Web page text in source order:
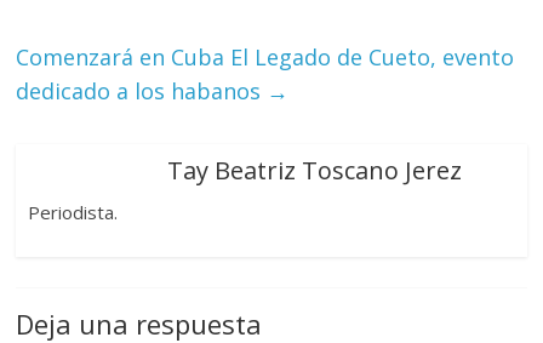
Comenzará en Cuba El Legado de Cueto, evento
dedicado a los habanos →
Tay Beatriz Toscano Jerez
Periodista.
Deja una respuesta